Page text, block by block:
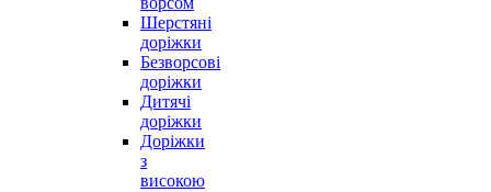
Шерстяні
доріжки
Безворсові
доріжки
Дитячі
доріжки
Доріжки
з
високою